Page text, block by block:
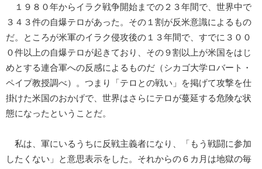
１９８０年からイラク戦争開始までの２３年間で、世界中で
３４３件の自爆テロがあった。その１割が反米意識によるもの
だ。ところが米軍のイラク侵攻後の１３年間で、すでに３００
０件以上の自爆テロが起きており、その９割以上が米国をはじ
めとする連合軍への反感によるものだ（シカゴ大学ロバート・
ペイプ教授調べ）。つまり「テロとの戦い」を掲げて攻撃を仕
掛けた米国のおかげで、世界はさらにテロが蔓延する危険な状
態になったということだ。
私は、軍にいるうちに反戦主義者になり、「もう戦闘に参加
したくない」と意思表示をした。それからの６カ月は地獄の毎